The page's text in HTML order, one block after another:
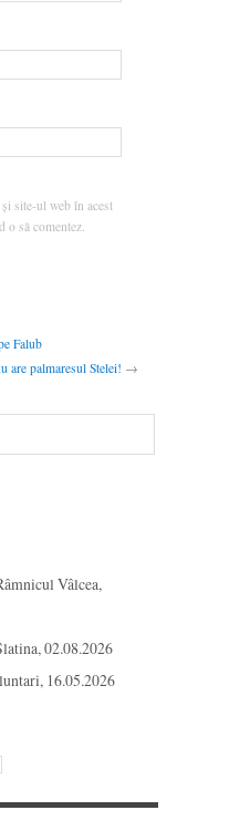
site-ul web în acest
o să comentez.
Falub
are palmaresul Stelei! →
Vâlcea,
02.08.2026
16.05.2026